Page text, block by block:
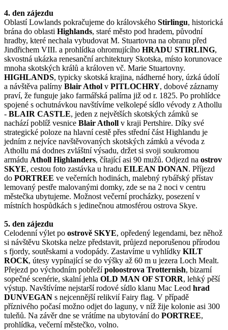
4. den zájezdu
Oblastí Lowlands pokračujeme do královského Stirlingu, historická
brána do oblasti Highlands, staré město pod hradem, původní
hradby, které nechala vybudovat M. Stuartovna na obranu před
Jindřichem VIII. a prohlídka ohromujícího HRADU STIRLING,
skvostná ukázka renesanční architektury Skotska, místo korunovace
mnoha skotských králů a královen vč. Marie Stuartovny.
HIGHLANDS, typicky skotská krajina, nádherné hory, úzká údolí
a návštěva palírny Blair Athol v PITLOCHRY, dobové záznamy
praví, že funguje jako farmářská palírna již od r. 1825. Po prohlídce
spojené s ochutnávkou navštívíme velkolepé sídlo vévody z Athollu
- BLAIR CASTLE, jeden z největších skotských zámků se
nachází poblíž vesnice Blair Atholl v kraji Pertshire. Díky své
strategické poloze na hlavní cestě přes střední část Highlandu je
jedním z nejvíce navštěvovaných skotských zámků a vévoda z
Athollu má dodnes zvláštní výsadu, držet si svoji soukromou
armádu Atholl Highlanders, čítající asi 90 mužů. Odjezd na ostrov
SKYE, cestou foto zastávka u hradu EILEAN DONAN. Příjezd
do PORTREE ve večerních hodinách, malebný rybářský přístav
lemovaný pestře malovanými domky, zde se na 2 noci v centru
městečka ubytujeme. Možnost večerní procházky, posezení v
místních hospůdkách s jedinečnou atmosférou ostrova Skye.
5. den zájezdu
Celodenní výlet po ostrově SKYE, opředený legendami, bez něhož
si návštěvu Skotska nelze představit, průjezd neporušenou přírodou
s fjordy, soutěskami a vodopády. Zastavíme u vyhlídky KILT
ROCK, útesy vypínající se do výšky až 60 m u jezera Loch Mealt.
Přejezd po východním pobřežípoloostrova Trotternish, bizarní
sopečné scenérie, skalní jehla OLD MAN OF STORR, lehký pěší
výstup. Navštívíme nejstarší rodové sídlo klanu Mac Leod hrad
DUNVEGAN s nejcennější relikvií Fairy flag. V případě
příznivého počasí možno odjet do laguny, v níž žije kolonie asi 300
tuleňů. Na závěr dne se vrátíme na ubytování do PORTREE,
prohlídka, večerní městečko, volno.